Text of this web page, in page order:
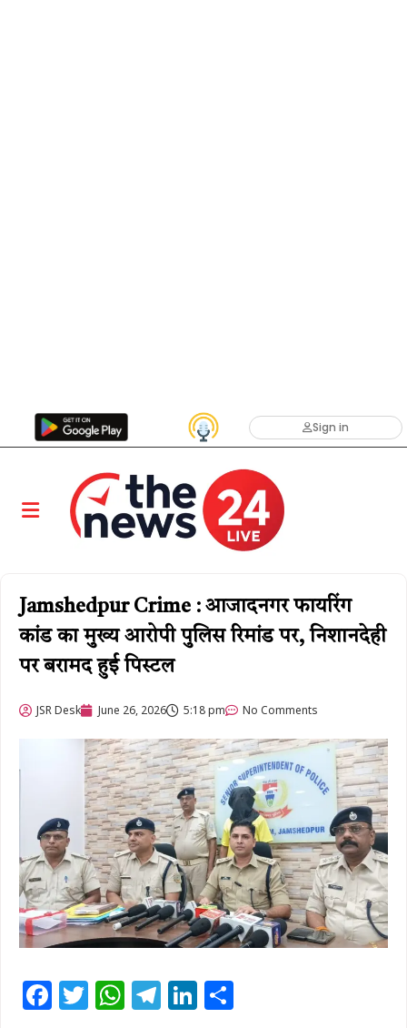
Sign in
Jamshedpur Crime : आजादनगर फायरिंग
कांड का मुख्य आरोपी पुलिस रिमांड पर, निशानदेही
पर बरामद हुई पिस्टल
JSR Desk June 26, 2026 5:18 pm No Comments
Facebook
Twitter
WhatsApp
Telegram
LinkedIn